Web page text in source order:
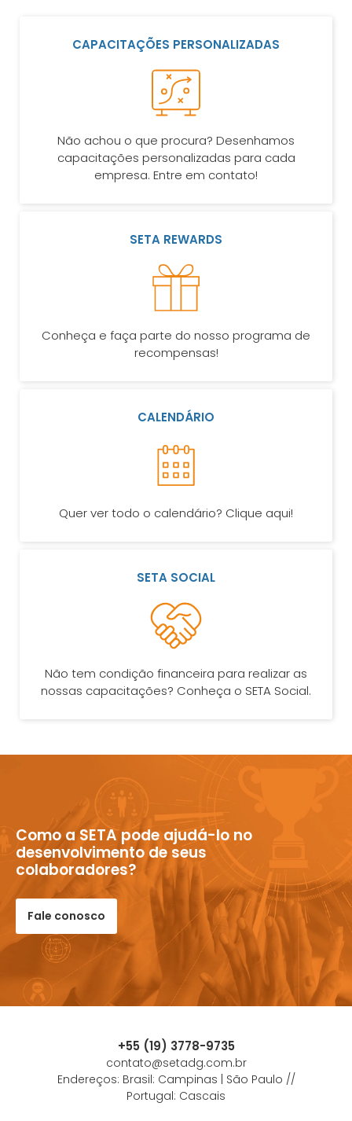
CAPACITAÇÕES PERSONALIZADAS
Não achou o que procura? Desenhamos
capacitações personalizadas para cada
empresa. Entre em contato!
SETA REWARDS
Conheça e faça parte do nosso programa de
recompensas!
CALENDÁRIO
Quer ver todo o calendário? Clique aqui!
SETA SOCIAL
Não tem condição financeira para realizar as
nossas capacitações? Conheça o SETA Social.
Como a SETA pode ajudá-lo no
desenvolvimento de seus
colaboradores?
Fale conosco
+55 (19) 3778-9735
contato@setadg.com.br
Endereços: Brasil: Campinas | São Paulo //
Portugal: Cascais